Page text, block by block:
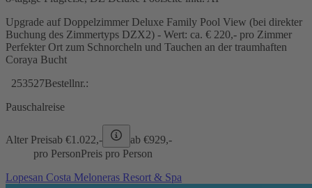
Upgrade auf Doppelzimmer Deluxe Family Pool View (bei direkter
Buchung des Zimmertyps DZX2) - Wert: ca. € 220,- pro Zimmer
Perfekter Ort zum Schnorcheln und Tauchen an der traumhaften
Coraya Bucht
253527Bestellnr.:
Pauschalreise
Alter Preisab €1.022,- ab €929,-
pro PersonPreis pro Person
Lopesan Costa Meloneras Resort & Spa